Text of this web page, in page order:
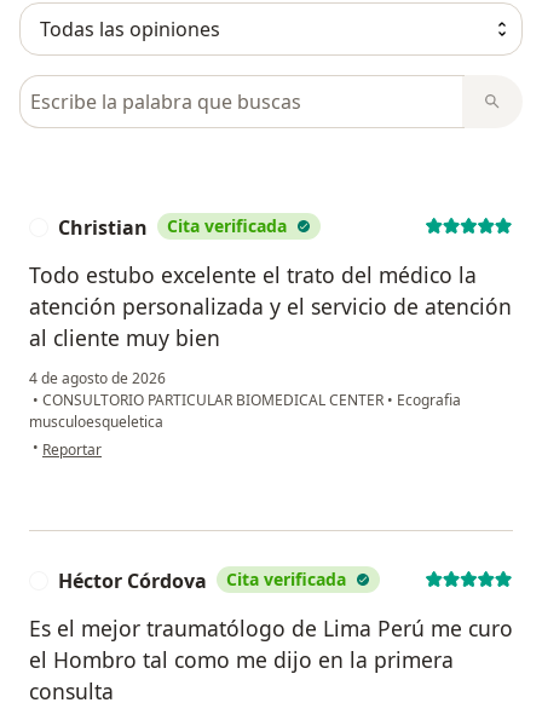
Busca en opiniones
Christian Cita verificada
Todo estubo excelente el trato del médico la
atención personalizada y el servicio de atención
al cliente muy bien
4 de agosto de 2026
• CONSULTORIO PARTICULAR BIOMEDICAL CENTER • Ecografia
musculoesqueletica
• en opinión del usuario Christian
Reportar
Héctor Córdova Cita verificada
Es el mejor traumatólogo de Lima Perú me curo
el Hombro tal como me dijo en la primera
consulta